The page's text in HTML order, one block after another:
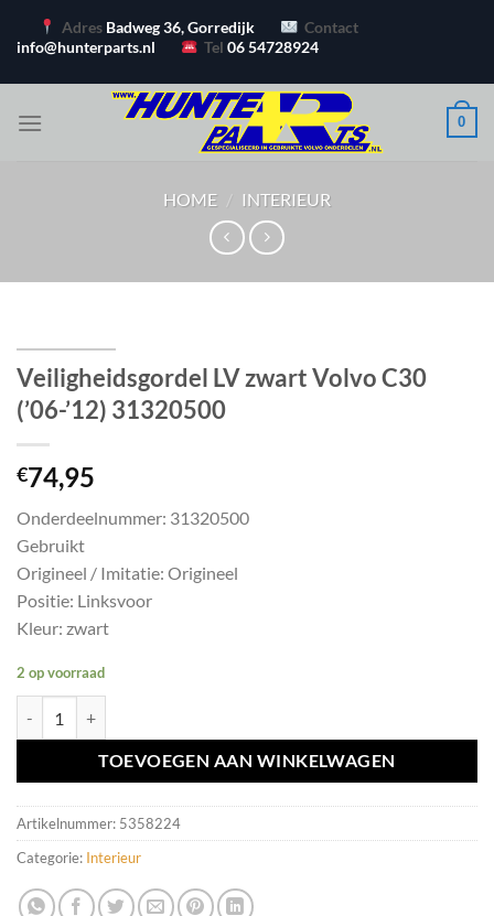
naar
Adres Badweg 36, Gorredijk
Contact
info@hunterparts.nl
Tel06 54728924
0
HOME / INTERIEUR
Veiligheidsgordel LV zwart Volvo C30
(’06-’12) 31320500
€74,95
Onderdeelnummer: 31320500
Gebruikt
Origineel / Imitatie: Origineel
Positie: Linksvoor
Kleur: zwart
2 op voorraad
TOEVOEGEN AAN WINKELWAGEN
Artikelnummer: 5358224
Categorie: Interieur